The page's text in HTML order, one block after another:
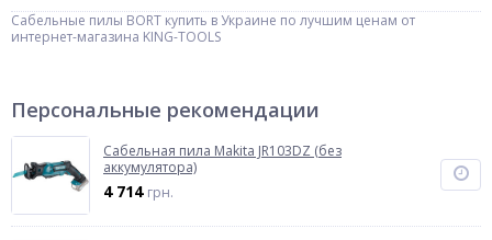
Сабельные пилы BORT купить в Украине по лучшим ценам от
интернет-магазина KING-TOOLS
Персональные рекомендации
Сабельная пила Makita JR103DZ (без
аккумулятора)
4 714 грн.